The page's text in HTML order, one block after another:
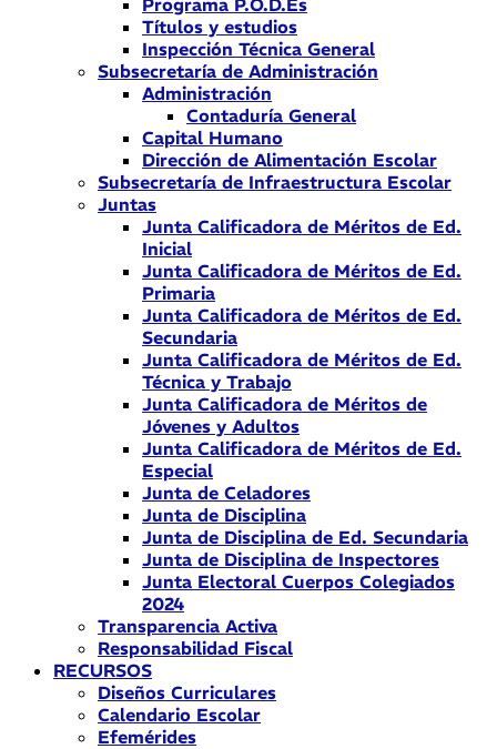
Programa P.O.D.Es
Títulos y estudios
Inspección Técnica General
Subsecretaría de Administración
Administración
Contaduría General
Capital Humano
Dirección de Alimentación Escolar
Subsecretaría de Infraestructura Escolar
Juntas
Junta Calificadora de Méritos de Ed.
Inicial
Junta Calificadora de Méritos de Ed.
Primaria
Junta Calificadora de Méritos de Ed.
Secundaria
Junta Calificadora de Méritos de Ed.
Técnica y Trabajo
Junta Calificadora de Méritos de
Jóvenes y Adultos
Junta Calificadora de Méritos de Ed.
Especial
Junta de Celadores
Junta de Disciplina
Junta de Disciplina de Ed. Secundaria
Junta de Disciplina de Inspectores
Junta Electoral Cuerpos Colegiados
2024
Transparencia Activa
Responsabilidad Fiscal
RECURSOS
Diseños Curriculares
Calendario Escolar
Efemérides